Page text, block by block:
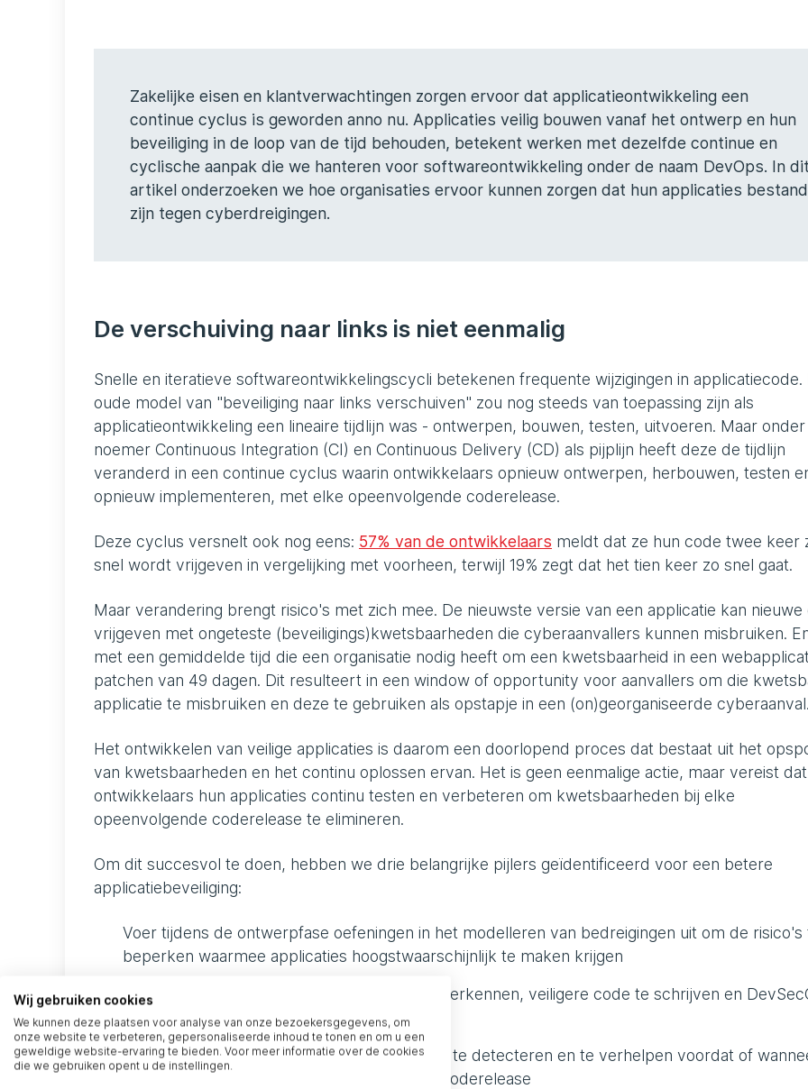
Zakelijke eisen en klantverwachtingen zorgen ervoor dat applicatieontwikkeling een
continue cyclus is geworden anno nu. Applicaties veilig bouwen vanaf het ontwerp en hun
beveiliging in de loop van de tijd behouden, betekent werken met dezelfde continue en
cyclische aanpak die we hanteren voor softwareontwikkeling onder de naam DevOps. In dit
artikel onderzoeken we hoe organisaties ervoor kunnen zorgen dat hun applicaties bestand
zijn tegen cyberdreigingen.
De verschuiving naar links is niet eenmalig
Snelle en iteratieve softwareontwikkelingscycli betekenen frequente wijzigingen in applicatiecode.
oude model van "beveiliging naar links verschuiven" zou nog steeds van toepassing zijn als
applicatieontwikkeling een lineaire tijdlijn was - ontwerpen, bouwen, testen, uitvoeren. Maar
noemer Continuous Integration (CI) en Continuous Delivery (CD) als pijplijn heeft deze de tijdlijn
veranderd in een continue cyclus waarin ontwikkelaars opnieuw ontwerpen, herbouwen, testen
opnieuw implementeren, met elke opeenvolgende coderelease.
Deze cyclus versnelt ook nog eens: 57% van de ontwikkelaars meldt dat ze hun code twee keer
snel wordt vrijgeven in vergelijking met voorheen, terwijl 19% zegt dat het tien keer zo snel gaat.
Maar verandering brengt risico's met zich mee. De nieuwste versie van een applicatie kan nieuwe
vrijgeven met ongeteste (beveiligings)kwetsbaarheden die cyberaanvallers kunnen misbruiken.
met een gemiddelde tijd die een organisatie nodig heeft om een kwetsbaarheid in een
patchen van 49 dagen. Dit resulteert in een window of opportunity voor aanvallers om die
applicatie te misbruiken en deze te gebruiken als opstapje in een (on)georganiseerde cyberaanval.
Het ontwikkelen van veilige applicaties is daarom een doorlopend proces dat bestaat uit het
van kwetsbaarheden en het continu oplossen ervan. Het is geen eenmalige actie, maar vereist dat
ontwikkelaars hun applicaties continu testen en verbeteren om kwetsbaarheden bij elke
opeenvolgende coderelease te elimineren.
Om dit succesvol te doen, hebben we drie belangrijke pijlers geïdentificeerd voor een betere
applicatiebeveiliging:
Voer tijdens de ontwerpfase oefeningen in het modelleren van bedreigingen uit om de risico's
beperken waarmee applicaties hoogstwaarschijnlijk te maken krijgen
Train ontwikkelaars om kwetsbaarheden te herkennen, veiligere code te schrijven en
processen te implementeren
Test applicaties continu om kwetsbaarheden te detecteren en te verhelpen voordat of
deze zich voordoen in elke opeenvolgende coderelease
Wij gebruiken cookies
We kunnen deze plaatsen voor analyse van onze bezoekersgegevens, om
onze website te verbeteren, gepersonaliseerde inhoud te tonen en om u een
geweldige website-ervaring te bieden. Voor meer informatie over de cookies
die we gebruiken opent u de instellingen.